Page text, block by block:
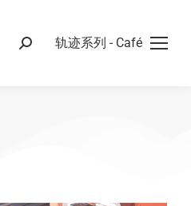
轨迹系列 - Café